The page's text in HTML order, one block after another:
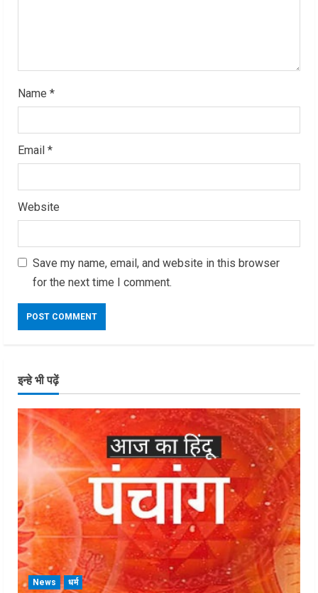
g
Name *
Email *
Website
Save my name, email, and website in this browser
for the next time I comment.
इन्हे भी पढ़ें
News धर्म